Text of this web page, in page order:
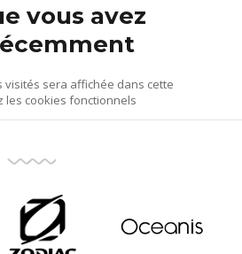
vous avez
visités sera affichée dans cette
les cookies fonctionnels